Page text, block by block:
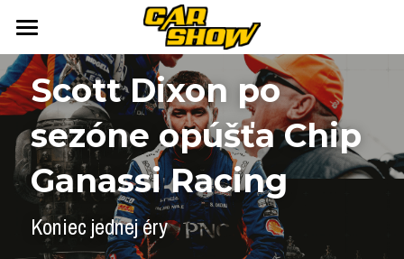
DOMOV
AUTONEWS
AUKCIE
ARCHÍV
NEWSLETTER
ŠPORT
ČLÁNKY
KALENDÁR
Scott Dixon po
sezóne opúšťa Chip
Ganassi Racing
Koniec jednej éry